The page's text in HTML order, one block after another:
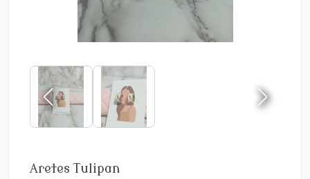
Aretes Tulipan